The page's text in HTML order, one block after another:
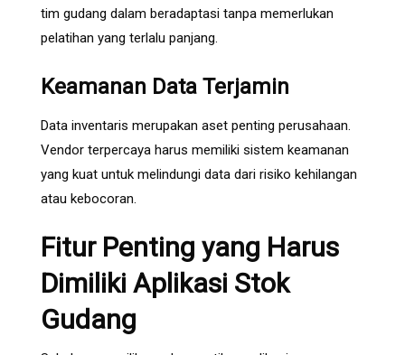
tim gudang dalam beradaptasi tanpa memerlukan
pelatihan yang terlalu panjang.
Keamanan Data Terjamin
Data inventaris merupakan aset penting perusahaan.
Vendor terpercaya harus memiliki sistem keamanan
yang kuat untuk melindungi data dari risiko kehilangan
atau kebocoran.
Fitur Penting yang Harus
Dimiliki Aplikasi Stok
Gudang